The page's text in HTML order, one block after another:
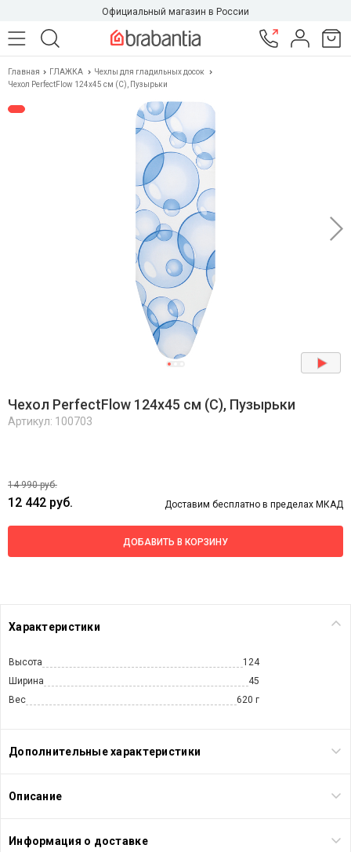
Официальный магазин в России
Главная ГЛАЖКА
Чехлы для гладильных досок
Чехол PerfectFlow 124х45 см (C), Пузырьки
Чехол PerfectFlow 124х45 см (C), Пузырьки
Артикул: 100703
14 990 руб.
12 442 руб. Доставим бесплатно в пределах МКАД
ДОБАВИТЬ В КОРЗИНУ
Характеристики
Высота
124
Ширина
45
Вес
620 г
Дополнительные характеристики
Описание
Информация о доставке